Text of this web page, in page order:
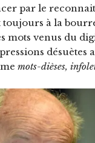
par le
toujours à la
mots venus du
désuètes
mots-dièses,